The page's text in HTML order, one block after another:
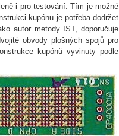
i pro testování. Tím je možné
kupónu je potřeba dodržet
autor metody IST, doporučuje
obvody plošných spojů pro
kupónů vyvinuty podle